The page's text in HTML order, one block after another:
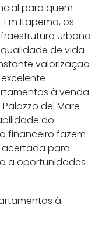
para quem
Itapema, os
urbana
de vida
valorização
à venda
del Mare
do
financeiro fazem
acertada para
a oportunidades
à